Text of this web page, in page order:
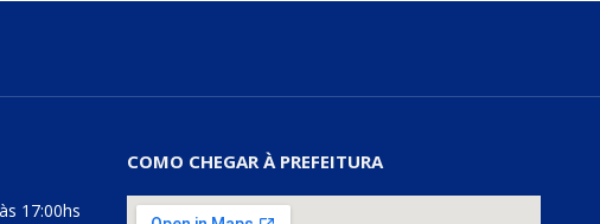
17:00hs
COMO CHEGAR À PREFEITURA